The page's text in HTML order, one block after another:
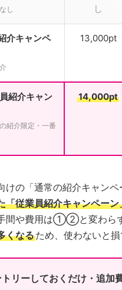
し
し
介キャンペ
13,000pt
紹介キャン
紹介限定・一番
14,000pt
けの「通常の紹介キャンペ
「従業員紹介キャンペーン
間や費用は①②と変わらず
くなるため、使わないと損
リーしておくだけ・追加